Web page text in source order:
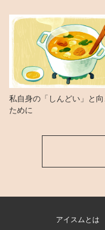
私自身の「しんどい」と向
ために
アイスムとは